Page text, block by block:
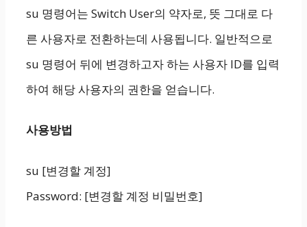
su 명령어는 Switch User의 약자로, 뜻 그대로 다
른 사용자로 전환하는데 사용됩니다. 일반적으로
su 명령어 뒤에 변경하고자 하는 사용자 ID를 입력
하여 해당 사용자의 권한을 얻습니다.
사용방법
su [변경할 계정]
Password: [변경할 계정 비밀번호]